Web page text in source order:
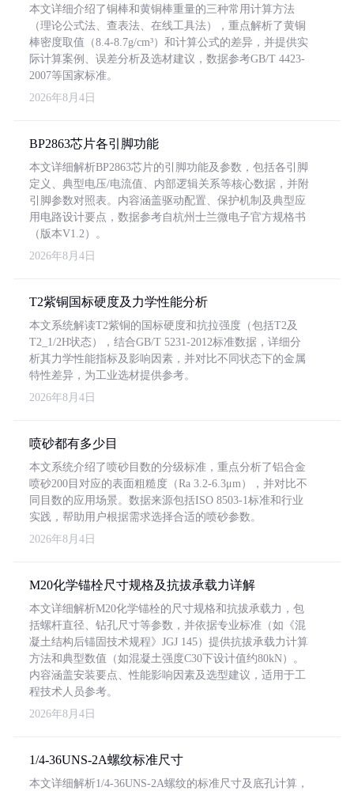
本文详细介绍了铜棒和黄铜棒重量的三种常用计算方法
（理论公式法、查表法、在线工具法），重点解析了黄铜
棒密度取值（8.4-8.7g/cm³）和计算公式的差异，并提供实
际计算案例、误差分析及选材建议，数据参考GB/T 4423-
2007等国家标准。
2026年8月4日
BP2863芯片各引脚功能
本文详细解析BP2863芯片的引脚功能及参数，包括各引脚
定义、典型电压/电流值、内部逻辑关系等核心数据，并附
引脚参数对照表。内容涵盖驱动配置、保护机制及典型应
用电路设计要点，数据参考自杭州士兰微电子官方规格书
（版本V1.2）。
2026年8月4日
T2紫铜国标硬度及力学性能分析
本文系统解读T2紫铜的国标硬度和抗拉强度（包括T2及
T2_1/2H状态），结合GB/T 5231-2012标准数据，详细分
析其力学性能指标及影响因素，并对比不同状态下的金属
特性差异，为工业选材提供参考。
2026年8月4日
喷砂都有多少目
本文系统介绍了喷砂目数的分级标准，重点分析了铝合金
喷砂200目对应的表面粗糙度（Ra 3.2-6.3μm），并对比不
同目数的应用场景。数据来源包括ISO 8503-1标准和行业
实践，帮助用户根据需求选择合适的喷砂参数。
2026年8月4日
M20化学锚栓尺寸规格及抗拔承载力详解
本文详细解析M20化学锚栓的尺寸规格和抗拔承载力，包
括螺杆直径、钻孔尺寸等参数，并依据专业标准（如《混
凝土结构后锚固技术规程》JGJ 145）提供抗拔承载力计算
方法和典型数值（如混凝土强度C30下设计值约80kN）。
内容涵盖安装要点、性能影响因素及选型建议，适用于工
程技术人员参考。
2026年8月4日
1/4-36UNS-2A螺纹标准尺寸
本文详细解析1/4-36UNS-2A螺纹的标准尺寸及底孔计算，